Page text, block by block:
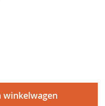
winkelwagen